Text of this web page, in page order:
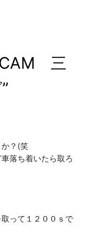
三
”
？(笑
落ち着いたら取ろ
って１２００ｓで